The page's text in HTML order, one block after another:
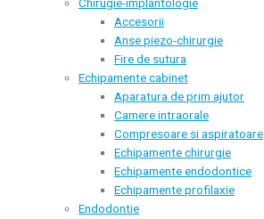
Chirugie-implantologie
Accesorii
Anse piezo-chirurgie
Fire de sutura
Echipamente cabinet
Aparatura de prim ajutor
Camere intraorale
Compresoare si aspiratoare
Echipamente chirurgie
Echipamente endodontice
Echipamente profilaxie
Endodontie